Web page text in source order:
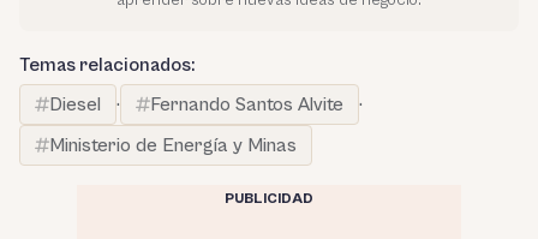
Temas relacionados:
Diesel
· Fernando Santos Alvite
·
Ministerio de Energía y Minas
PUBLICIDAD